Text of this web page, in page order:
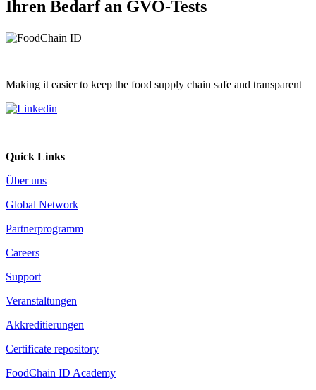
Ihren Bedarf an GVO-Tests
Making it easier to keep the food supply chain safe and transparent
Quick Links
Über uns
Global Network
Partnerprogramm
Careers
Support
Veranstaltungen
Akkreditierungen
Certificate repository
FoodChain ID Academy